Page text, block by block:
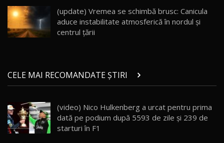
AutoBlog.MD
23:36
20
Noul ZEEKR 7X / Test Drive AutoBlog.MD
29:08
21
Micul BYD Dolphin Surf / Test Drive
AutoBlog.MD
16:59
22
Noua Mazda 6e / Test Drive AutoBlog.MD
26:59
(update) Vremea se schimbă brusc: Canicula
aduce instabilitate atmosferică în nordul și
centrul țării
CELE MAI RECOMANDATE ȘTIRI
(video) Nico Hulkenberg a urcat pentru prima
dată pe podium după 5593 de zile și 239 de
starturi în F1